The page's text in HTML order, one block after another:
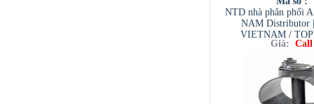
NTD nhà phân phối
NAM Distributor
VIETNAM /
VIETNAM /
/ TESCOM
Giá: Call